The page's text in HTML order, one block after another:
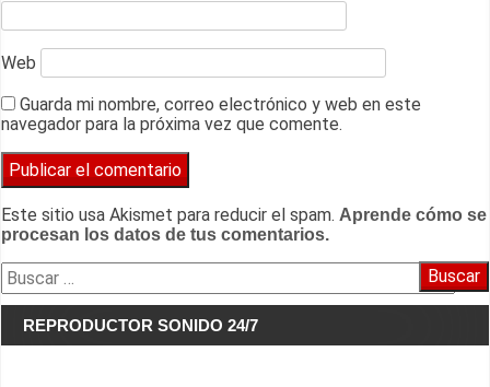
Web
Guarda mi nombre, correo electrónico y web en este
navegador para la próxima vez que comente.
Este sitio usa Akismet para reducir el spam. Aprende cómo se
procesan los datos de tus comentarios.
Buscar:
REPRODUCTOR SONIDO 24/7